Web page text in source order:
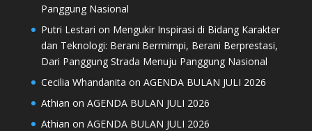
Panggung Nasional
Putri Lestari on Mengukir Inspirasi di Bidang Karakter
dan Teknologi: Berani Bermimpi, Berani Berprestasi,
Dari Panggung Strada Menuju Panggung Nasional
Cecilia Whandanita on AGENDA BULAN JULI 2026
Athian on AGENDA BULAN JULI 2026
Athian on AGENDA BULAN JULI 2026